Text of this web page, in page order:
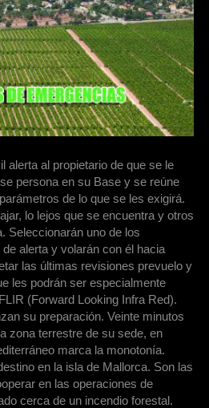
alerta al propietario de que se le
persona en su Base y se reúne
de lo que se les exigirá.
lo lejos que se encuentra y otros
Seleccionarán uno de los
alerta y volarán con él hacia
las últimas revisiones prevuelo y
les podrán ser especialmente
(Forward Looking Infra Red).
su preparación. Veinte minutos
zona terrestre de su sede, en
marca la monotonía.
en la isla de Mallorca. Son las
en las operaciones de
cerca de un incendio forestal.